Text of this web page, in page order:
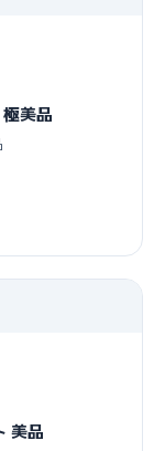
美品
美品